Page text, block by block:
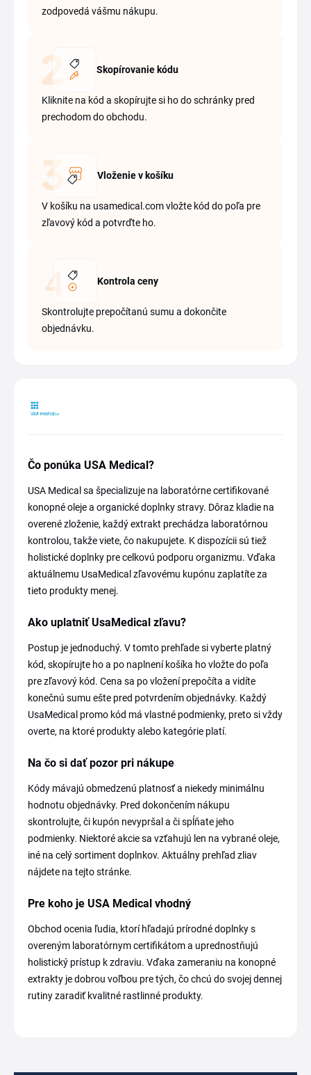
zodpovedá vášmu nákupu.
Skopírovanie kódu
Kliknite na kód a skopírujte si ho do schránky pred
prechodom do obchodu.
Vloženie v košíku
V košíku na usamedical.com vložte kód do poľa pre
zľavový kód a potvrďte ho.
Kontrola ceny
Skontrolujte prepočítanú sumu a dokončite
objednávku.
Čo ponúka USA Medical?
USA Medical sa špecializuje na laboratórne certifikované
konopné oleje a organické doplnky stravy. Dôraz kladie na
overené zloženie, každý extrakt prechádza laboratórnou
kontrolou, takže viete, čo nakupujete. K dispozícii sú tiež
holistické doplnky pre celkovú podporu organizmu. Vďaka
aktuálnemu UsaMedical zľavovému kupónu zaplatíte za
tieto produkty menej.
Ako uplatniť UsaMedical zľavu?
Postup je jednoduchý. V tomto prehľade si vyberte platný
kód, skopírujte ho a po naplnení košíka ho vložte do poľa
pre zľavový kód. Cena sa po vložení prepočíta a vidíte
konečnú sumu ešte pred potvrdením objednávky. Každý
UsaMedical promo kód má vlastné podmienky, preto si vždy
overte, na ktoré produkty alebo kategórie platí.
Na čo si dať pozor pri nákupe
Kódy mávajú obmedzenú platnosť a niekedy minimálnu
hodnotu objednávky. Pred dokončením nákupu
skontrolujte, či kupón nevypršal a či spĺňate jeho
podmienky. Niektoré akcie sa vzťahujú len na vybrané oleje,
iné na celý sortiment doplnkov. Aktuálny prehľad zliav
nájdete na tejto stránke.
Pre koho je USA Medical vhodný
Obchod ocenia ľudia, ktorí hľadajú prírodné doplnky s
overeným laboratórnym certifikátom a uprednostňujú
holistický prístup k zdraviu. Vďaka zameraniu na konopné
extrakty je dobrou voľbou pre tých, čo chcú do svojej dennej
rutiny zaradiť kvalitné rastlinné produkty.